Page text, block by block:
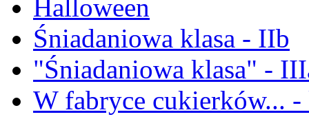
Halloween
Śniadaniowa klasa - IIb
"Śniadaniowa klasa" -
W fabryce cukierków...